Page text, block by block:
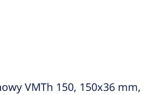
VMTh 150, 150x36 mm,